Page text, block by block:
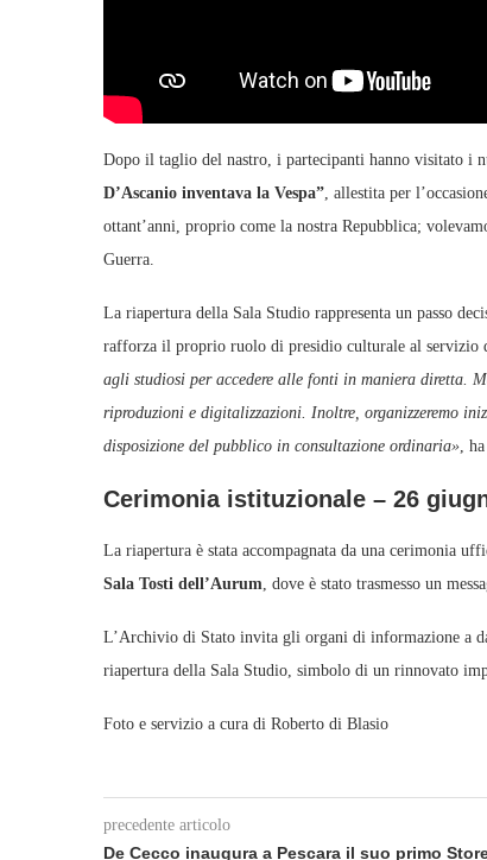
Dopo il taglio del nastro, i partecipanti hanno visitato i
D’Ascanio inventava la Vespa” , allestita per
ottant’anni, proprio come la nostra Repubblica;
Guerra.
La riapertura della Sala Studio rappresenta un passo
rafforza il proprio ruolo di presidio culturale al servizio
agli studiosi per accedere alle fonti in maniera diretta.
riproduzioni e digitalizzazioni. Inoltre, organizzeremo
disposizione del pubblico in consultazione ordinaria» ,
Cerimonia istituzionale – 26
La riapertura è stata accompagnata da una cerimonia
Sala Tosti dell’Aurum , dove è stato trasmesso un
L’Archivio di Stato invita gli organi di informazione a
riapertura della Sala Studio, simbolo di un rinnovato
Foto e servizio a cura di Roberto di Blasio
precedente articolo
De Cecco inaugura a Pescara il suo primo